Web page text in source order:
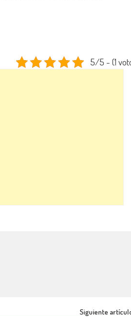
5/5 - (1
Siguiente